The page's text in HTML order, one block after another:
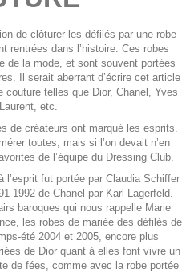
de clôturer les défilés par une robe
rentrées dans l’histoire. Ces robes
de la mode, et sont souvent portées
Il serait aberrant d’écrire cet article
telles que Dior, Chanel, Yves
etc.
de créateurs ont marqué les esprits.
toutes, mais si l’on devait n’en
de l’équipe du Dressing Club.
l’esprit fut portée par Claudia Schiffer
1992 de Chanel par Karl Lagerfeld.
baroques qui nous rappelle Marie
les robes de mariée des défilés de
été 2004 et 2005, encore plus
de Dior quant à elles font vivre un
de fées, comme avec la robe portée